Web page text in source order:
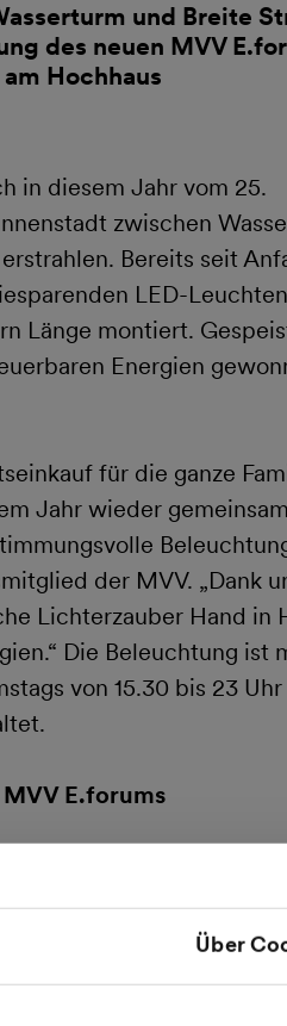
Über
und Breite
des neuen MVV
Hochhaus
in diesem Jahr vom 25.
zwischen
Bereits seit
LED-
Länge montiert.
Energien
für die ganze
Jahr wieder
der MVV. „Dank
Lichterzauber Hand in
Die Beleuchtung ist
von 15.30 bis 23
E.forums
am Samstag, 7.
geschlagene
Mit einem